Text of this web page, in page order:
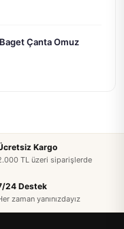
Çanta Omuz
Kargo
TL üzeri siparişlerde
24 Destek
zaman yanınızdayız